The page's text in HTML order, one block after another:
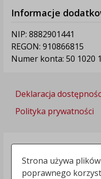
Informacje
NIP: 8882901441
REGON: 910866815
Numer konta: 50 1020
Deklaracja
Polityka prywatności
Strona używa
poprawnego